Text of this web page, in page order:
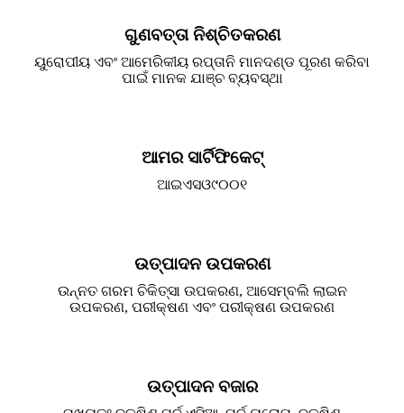
ଗୁଣବତ୍ତା ନିଶ୍ଚିତକରଣ
ୟୁରୋପୀୟ ଏବଂ ଆମେରିକୀୟ ରପ୍ତାନି ମାନଦଣ୍ଡ ପୂରଣ କରିବା
ପାଇଁ ମାନକ ଯାଞ୍ଚ ବ୍ୟବସ୍ଥା
ଆମର ସାର୍ଟିଫିକେଟ୍
ଆଇଏସଓ୯୦୦୧
ଉତ୍ପାଦନ ଉପକରଣ
ଉନ୍ନତ ଗରମ ଚିକିତ୍ସା ଉପକରଣ, ଆସେମ୍ବଲି ଲାଇନ
ଉପକରଣ, ପରୀକ୍ଷଣ ଏବଂ ପରୀକ୍ଷଣ ଉପକରଣ
ଉତ୍ପାଦନ ବଜାର